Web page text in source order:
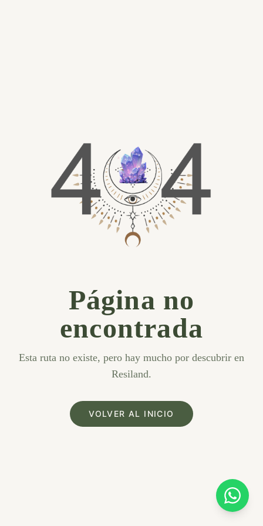
Página no
encontrada
Esta ruta no existe, pero hay mucho por descubrir en
Resiland.
VOLVER AL INICIO